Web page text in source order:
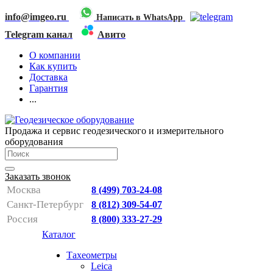
info@imgeo.ru Написать в WhatsApp
Telegram канал
Авито
О компании
Как купить
Доставка
Гарантия
...
Продажа и сервис геодезического и измерительного
оборудования
Заказать звонок
Москва 8 (499) 703-24-08
Санкт-Петербург 8 (812) 309-54-07
Россия 8 (800) 333-27-29
Каталог
Тахеометры
Leica